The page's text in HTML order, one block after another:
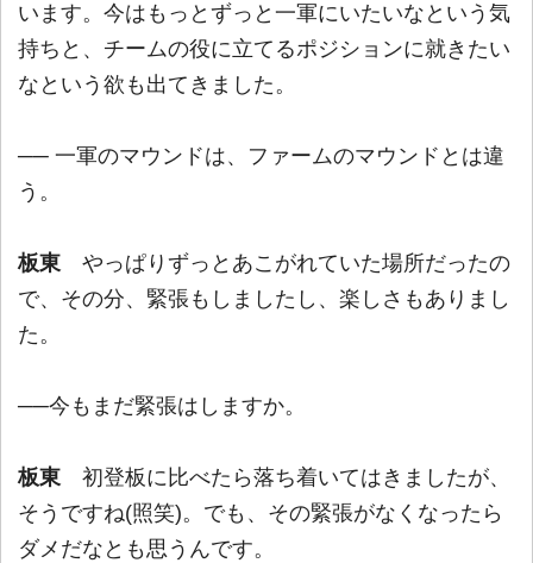
います。今はもっとずっと一軍にいたいなという気
持ちと、チームの役に立てるポジションに就きたい
なという欲も出てきました。
── 一軍のマウンドは、ファームのマウンドとは違
う。
板東 やっぱりずっとあこがれていた場所だったの
で、その分、緊張もしましたし、楽しさもありまし
た。
──今もまだ緊張はしますか。
板東 初登板に比べたら落ち着いてはきましたが、
そうですね(照笑)。でも、その緊張がなくなったら
ダメだなとも思うんです。